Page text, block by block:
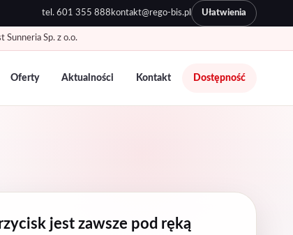
tel. 601 355 888 kontakt@rego-bis.pl Ułatwienia
Sp. z o.o.
Oferty Aktualności Kontakt Dostępność
jest zawsze pod ręką